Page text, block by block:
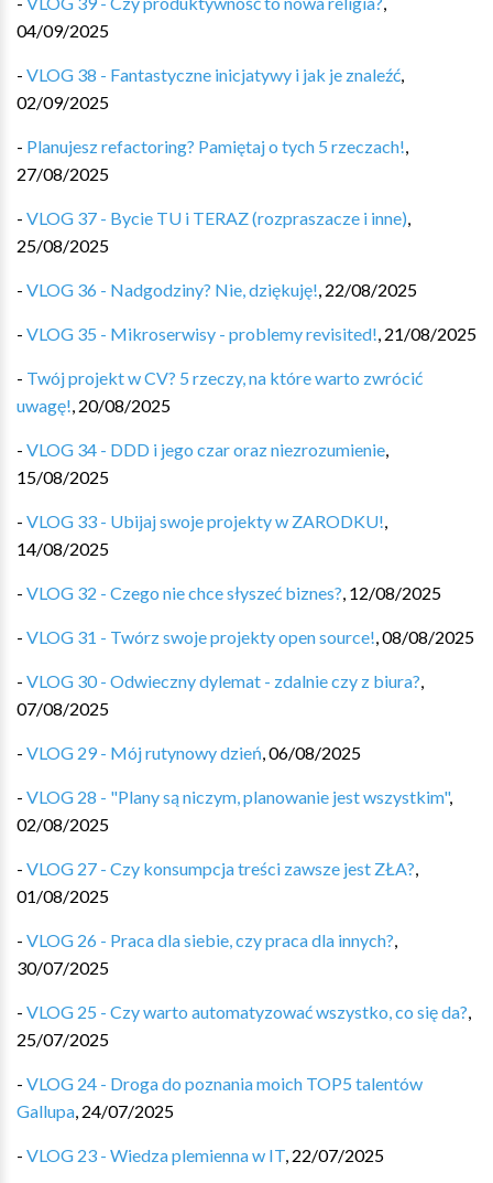
04/09/2025
- VLOG 38 - Fantastyczne inicjatywy i jak je znaleźć,
02/09/2025
- Planujesz refactoring? Pamiętaj o tych 5 rzeczach!,
27/08/2025
- VLOG 37 - Bycie TU i TERAZ (rozpraszacze i inne),
25/08/2025
- VLOG 36 - Nadgodziny? Nie, dziękuję!, 22/08/2025
- VLOG 35 - Mikroserwisy - problemy revisited!, 21/08/2025
- Twój projekt w CV? 5 rzeczy, na które warto zwrócić
uwagę!, 20/08/2025
- VLOG 34 - DDD i jego czar oraz niezrozumienie,
15/08/2025
- VLOG 33 - Ubijaj swoje projekty w ZARODKU!,
14/08/2025
- VLOG 32 - Czego nie chce słyszeć biznes?, 12/08/2025
- VLOG 31 - Twórz swoje projekty open source!,08/08/2025
- VLOG 30 - Odwieczny dylemat - zdalnie czy z biura?,
07/08/2025
- VLOG 29 - Mój rutynowy dzień,06/08/2025
- VLOG 28 - "Plany są niczym, planowanie jest wszystkim",
02/08/2025
- VLOG 27 - Czy konsumpcja treści zawsze jest ZŁA?,
01/08/2025
- VLOG 26 - Praca dla siebie, czy praca dla innych?,
30/07/2025
- VLOG 25 - Czy warto automatyzować wszystko, co się da?,
25/07/2025
- VLOG 24 - Droga do poznania moich TOP5 talentów
Gallupa, 24/07/2025
- VLOG 23 - Wiedza plemienna w IT, 22/07/2025